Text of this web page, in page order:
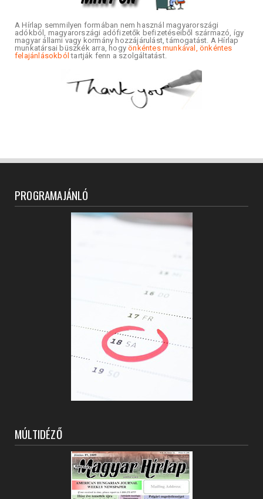
A Hírlap semmilyen formában nem használ magyarországi
adókból, magyarországi adófizetők befizetéseiből származó, így
magyar állami vagy kormány hozzájárulást, támogatást. A Hírlap
munkatársai büszkék arra, hogyönkéntes munkával, önkéntes
felajánlásokból tartják fenn a szolgáltatást.
PROGRAMAJÁNLÓ
MÚLTIDÉZŐ